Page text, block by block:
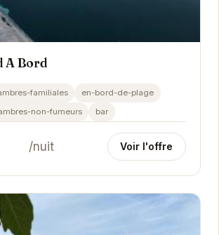
A Bord
familiales
en-bord-de-plage
non-fumeurs bar
/nuit Voir l'offre